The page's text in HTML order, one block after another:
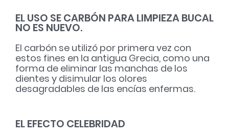
EL USO SE CARBÓN PARA LIMPIEZA BUCAL
NO ES NUEVO.
El carbón se utilizó por primera vez con
estos fines en la antigua Grecia, como una
forma de eliminar las manchas de los
dientes y disimular los olores
desagradables de las encías enfermas.
EL EFECTO CELEBRIDAD